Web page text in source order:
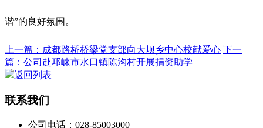
谐”的良好氛围。
上一篇：成都路桥桥梁党支部向大坝乡中心校献爱心 下一
篇：公司赴邛崃市水口镇陈沟村开展捐资助学
返回列表
联系我们
公司电话：028-85003000